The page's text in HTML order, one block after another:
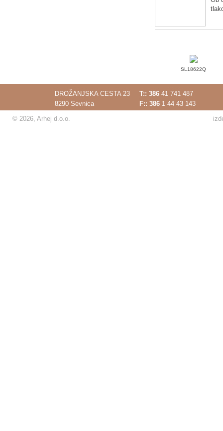
SL18622Q
DROŽANJSKA CESTA 23
8290 Sevnica
T:: 386 41 741 487
F:: 386 1 44 43 143
© 2026, Arhej d.o.o.